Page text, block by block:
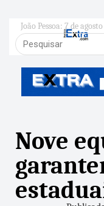
João Pessoa: 7 de
Nove